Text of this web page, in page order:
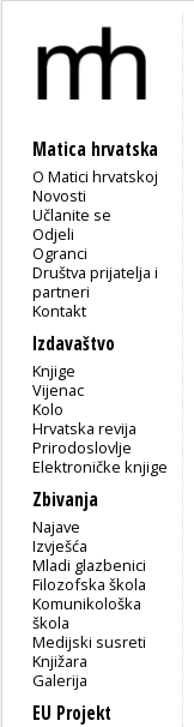
Matica hrvatska
O Matici hrvatskoj
Novosti
Učlanite se
Odjeli
Ogranci
Društva prijatelja i
partneri
Kontakt
Izdavaštvo
Knjige
Vijenac
Kolo
Hrvatska revija
Prirodoslovlje
Elektroničke knjige
Zbivanja
Najave
Izvješća
Mladi glazbenici
Filozofska škola
Komunikološka
škola
Medijski susreti
Knjižara
Galerija
EU Projekt